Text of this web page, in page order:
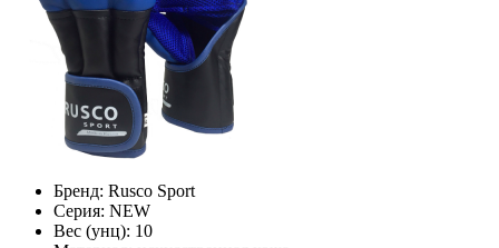
Бренд: Rusco Sport
Серия: NEW
Вес (унц): 10